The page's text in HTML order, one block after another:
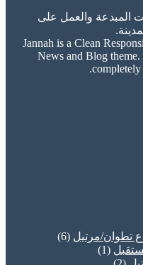
المبدعة والعمل على
Jannah is a Clean
News and Blog
completely
تطوان/مرتيل (6)
(1)